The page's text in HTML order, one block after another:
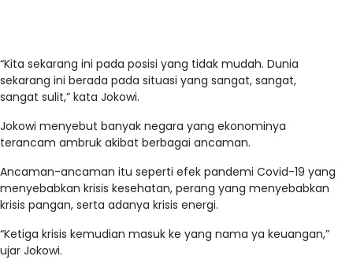
“Kita sekarang ini pada posisi yang tidak mudah. Dunia
sekarang ini berada pada situasi yang sangat, sangat,
sangat sulit,” kata Jokowi.
Jokowi menyebut banyak negara yang ekonominya
terancam ambruk akibat berbagai ancaman.
Ancaman-ancaman itu seperti efek pandemi Covid-19 yang
menyebabkan krisis kesehatan, perang yang menyebabkan
krisis pangan, serta adanya krisis energi.
“Ketiga krisis kemudian masuk ke yang nama ya keuangan,”
ujar Jokowi.